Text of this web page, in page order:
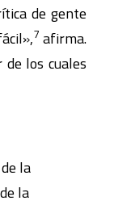
de gente
7 afirma.
los cuales
la
la